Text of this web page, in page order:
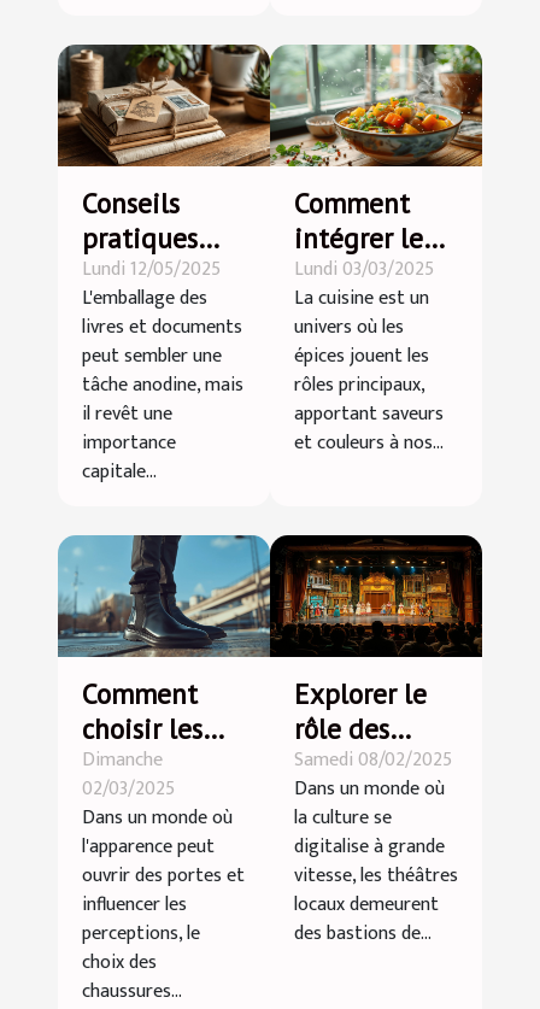
Conseils
pratiques
pour
emballer vos
livres et
documents
efficacement
Lundi 12/05/2025
L'emballage des
livres et documents
peut sembler une
tâche anodine, mais
il revêt une
importance
capitale...
Comment
intégrer le
curry doux
dans votre
cuisine
quotidienne
Lundi 03/03/2025
La cuisine est un
univers où les
épices jouent les
rôles principaux,
apportant saveurs
et couleurs à nos...
Comment
choisir les
meilleures
chaussures
rehaussantes
pour hommes
Dimanche
02/03/2025
Dans un monde où
l'apparence peut
ouvrir des portes et
influencer les
perceptions, le
choix des
chaussures...
Explorer le
rôle des
théâtres
locaux dans
la promotion
de la culture
artistique
Samedi 08/02/2025
Dans un monde où
la culture se
digitalise à grande
vitesse, les théâtres
locaux demeurent
des bastions de...